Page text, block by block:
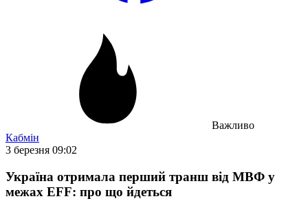
Важливо
Кабмін
3 березня 09:02
Україна отримала перший транш від МВФ у
межах EFF: про що йдеться